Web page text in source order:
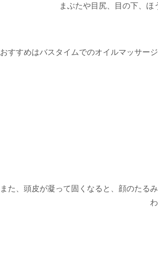
まぶたや目尻、目の下、
おすすめはバスタイムでのオイルマッサー
また、頭皮が凝って固くなると、顔のたる